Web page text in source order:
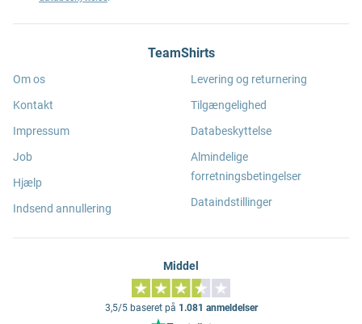
TeamShirts
Om os
Kontakt
Impressum
Job
Hjælp
Indsend annullering
Levering og returnering
Tilgængelighed
Databeskyttelse
Almindelige
forretningsbetingelser
Dataindstillinger
Middel
3,5/5 baseret på 1.081 anmeldelser